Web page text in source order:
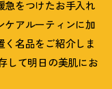
急をつけたお手入れ
ケアルーティンに加
名品をご紹介しま
して明日の美肌にお